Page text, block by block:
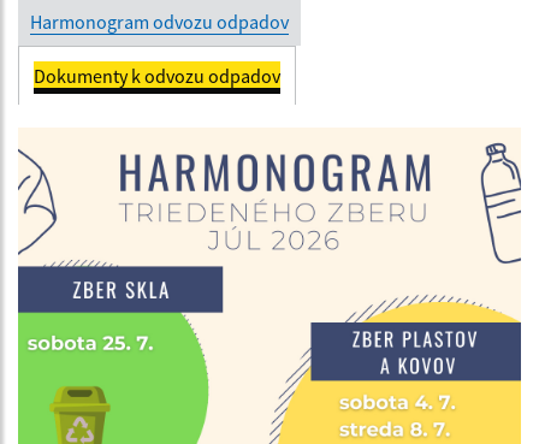
Harmonogram odvozu odpadov
Dokumenty k odvozu odpadov